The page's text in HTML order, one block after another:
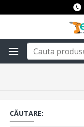
CĂUTARE: